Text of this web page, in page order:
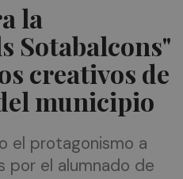
la
Sotabalcons"
creativos de
municipio
el protagonismo a
por el alumnado de